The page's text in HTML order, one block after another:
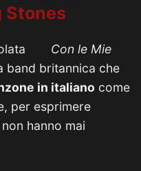
Stones
Con le Mie
band britannica che
in italiano come
per esprimere
hanno mai